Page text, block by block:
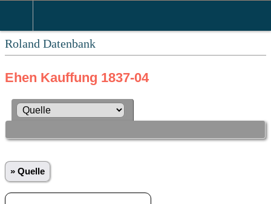
Roland Datenbank
Ehen Kauffung 1837-04
» Quelle